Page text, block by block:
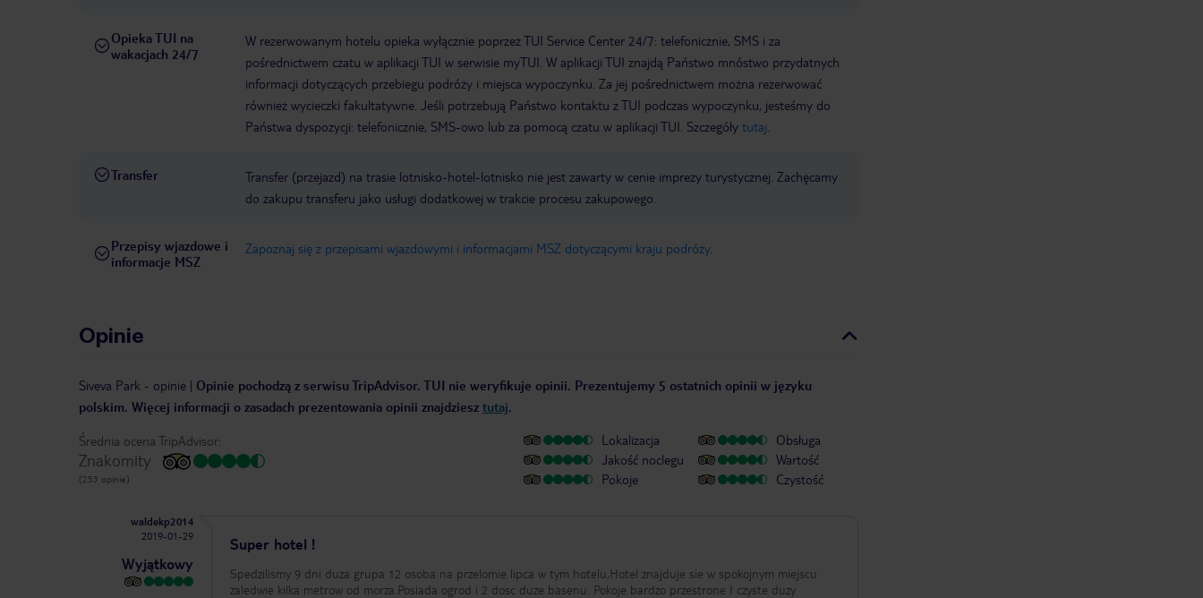
Opieka TUI na
wakacjach 24/7
W rezerwowanym hotelu opieka wyłącznie poprzez TUI Service Center 24/7: telefonicznie, SMS i za
pośrednictwem czatu w aplikacji TUI w serwisie myTUI. W aplikacji TUI znajdą Państwo mnóstwo przydatnych
informacji dotyczących przebiegu podróży i miejsca wypoczynku. Za jej pośrednictwem można rezerwować
również wycieczki fakultatywne. Jeśli potrzebują Państwo kontaktu z TUI podczas wypoczynku, jesteśmy do
Państwa dyspozycji: telefonicznie, SMS-owo lub za pomocą czatu w aplikacji TUI. Szczegóły tutaj
Transfer
Transfer (przejazd) na trasie lotnisko-hotel-lotnisko nie jest zawarty w cenie imprezy turystycznej. Zachęcamy
do zakupu transferu jako usługi dodatkowej w trakcie procesu zakupowego.
Przepisy wjazdowe i
informacje MSZ
Zapoznaj się z przepisami wjazdowymi i informacjami MSZ dotyczącymi kraju podróży.
Opinie
Siveva Park - opinie | Opinie pochodzą z serwisu TripAdvisor. TUI nie weryfikuje opinii. Prezentujemy 5 ostatnich opinii w języku
polskim. Więcej informacji o zasadach prezentowania opinii znajdziesz tutaj.
Średnia ocena TripAdvisor:
Znakomity
(253 opinie)
Lokalizacja
Jakość noclegu
Pokoje
Obsługa
Wartość
Czystość
waldekp2014
2019-01-29
Wyjątkowy
Super hotel !
Spedzilismy 9 dni duza grupa 12 osoba na przelomie lipca w tym hotelu,Hotel znajduje sie w spokojnym miejscu
zaledwie kilka metrow od morza.Posiada ogrod i 2 dosc duze basenu. Pokoje bardzo przestrone I czyste duzy